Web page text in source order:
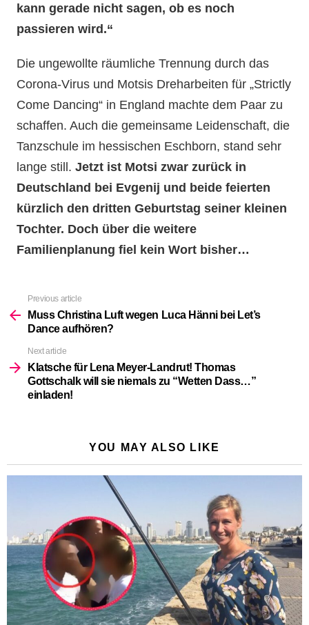
kann gerade nicht sagen, ob es noch
passieren wird.“
Die ungewollte räumliche Trennung durch das
Corona-Virus und Motsis Dreharbeiten für „Strictly
Come Dancing“ in England machte dem Paar zu
schaffen. Auch die gemeinsame Leidenschaft, die
Tanzschule im hessischen Eschborn, stand sehr
lange still.Jetzt ist Motsi zwar zurück in
Deutschland bei Evgenij und beide feierten
kürzlich den dritten Geburtstag seiner kleinen
Tochter. Doch über die weitere
Familienplanung fiel kein Wort bisher…
more
Previous article
Muss Christina Luft wegen Luca Hänni bei Let’s
Dance aufhören?
Next article
Klatsche für Lena Meyer-Landrut! Thomas
Gottschalk will sie niemals zu “Wetten Dass…”
einladen!
YOU MAY ALSO LIKE